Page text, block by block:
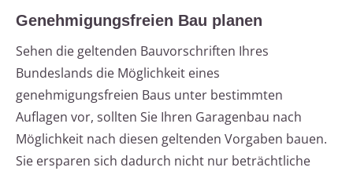
Genehmigungsfreien Bau planen
Sehen die geltenden Bauvorschriften Ihres
Bundeslands die Möglichkeit eines
genehmigungsfreien Baus unter bestimmten
Auflagen vor, sollten Sie Ihren Garagenbau nach
Möglichkeit nach diesen geltenden Vorgaben bauen.
Sie ersparen sich dadurch nicht nur beträchtliche